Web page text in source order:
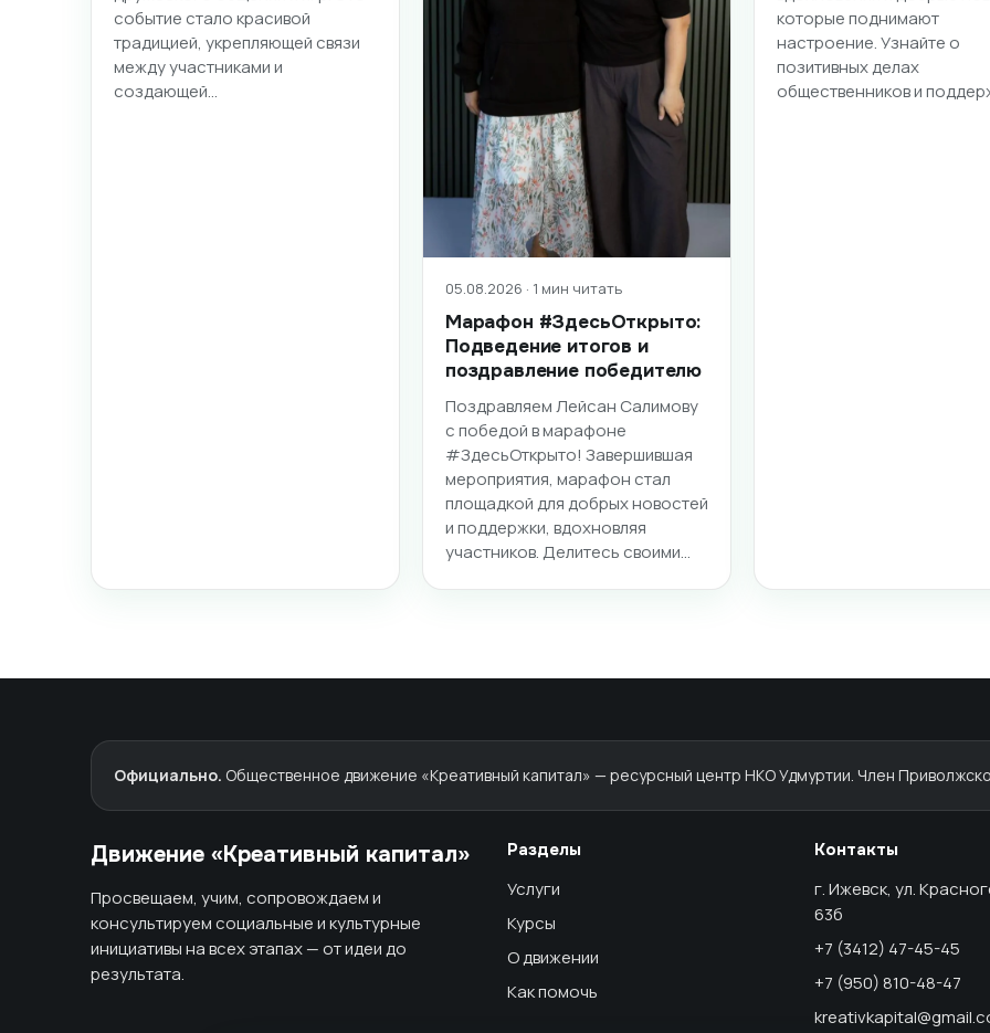
событие стало красивой
традицией, укрепляющей связи
между участниками и
создающей…
05.08.2026 · 1 мин читать
Марафон #ЗдесьОткрыто:
Подведение итогов и
поздравление победителю
Поздравляем Лейсан Салимову
с победой в марафоне
#ЗдесьОткрыто! Завершившая
мероприятия, марафон стал
площадкой для добрых новостей
и поддержки, вдохновляя
участников. Делитесь своими…
которые поднимают
настроение. Узнайте о
позитивных делах
общественников и
Официально. Общественное движение «Креативный капитал» — ресурсный центр НКО Удмуртии. Член
Движение «Креативный капитал»
Просвещаем, учим, сопровождаем и
консультируем социальные и культурные
инициативы на всех этапах — от идеи до
результата.
Разделы
Услуги
Курсы
О движении
Как помочь
Контакты
г. Ижевск, ул.
63б
+7 (3412) 47-45-45
+7 (950) 810-48-47